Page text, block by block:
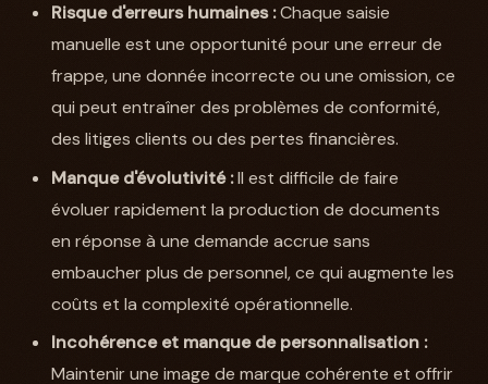
Risque d'erreurs humaines :Chaque saisie
manuelle est une opportunité pour une erreur de
frappe, une donnée incorrecte ou une omission, ce
qui peut entraîner des problèmes de conformité,
des litiges clients ou des pertes financières.
Manque d'évolutivité :Il est difficile de faire
évoluer rapidement la production de documents
en réponse à une demande accrue sans
embaucher plus de personnel, ce qui augmente les
coûts et la complexité opérationnelle.
Incohérence et manque de personnalisation :
Maintenir une image de marque cohérente et offrir